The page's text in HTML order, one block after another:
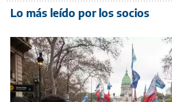
Lo más leído por los socios